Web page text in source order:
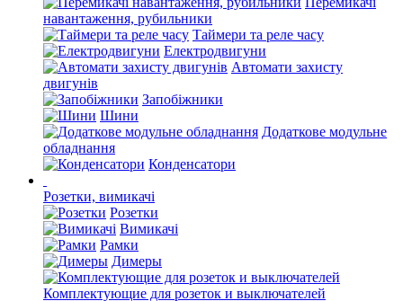
навантаження, рубильники
Таймери та реле часу
Електродвигуни
Автомати захисту
двигунів
Запобіжники
Шини
Додаткове модульне
обладнання
Конденсатори
Розетки, вимикачі
Розетки
Вимикачі
Рамки
Димеры
Комплектующие для розеток и выключателей